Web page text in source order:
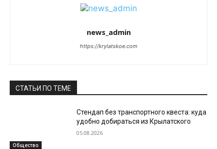
news_admin
https://krylatskoe.com
СТАТЬИ ПО ТЕМЕ
Общество
Стендап без транспортного квеста: куда
удобно добираться из Крылатского
05.08.2026